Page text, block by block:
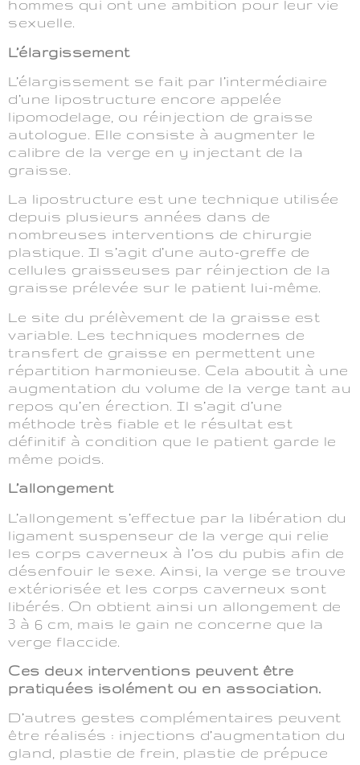
hommes qui ont une ambition pour leur vie
sexuelle.
L’élargissement
L’élargissement se fait par l’intermédiaire
d’une lipostructure encore appelée
lipomodelage, ou réinjection de graisse
autologue. Elle consiste à augmenter le
calibre de la verge en y injectant de la
graisse.
La lipostructure est une technique utilisée
depuis plusieurs années dans de
nombreuses interventions de chirurgie
plastique. Il s’agit d’une auto-greffe de
cellules graisseuses par réinjection de la
graisse prélevée sur le patient lui-même.
Le site du prélèvement de la graisse est
variable. Les techniques modernes de
transfert de graisse en permettent une
répartition harmonieuse. Cela aboutit à une
augmentation du volume de la verge tant au
repos qu’en érection. Il s’agit d’une
méthode très fiable et le résultat est
définitif à condition que le patient garde le
même poids.
L’allongement
L’allongement s’effectue par la libération du
ligament suspenseur de la verge qui relie
les corps caverneux à l’os du pubis afin de
désenfouir le sexe. Ainsi, la verge se trouve
extériorisée et les corps caverneux sont
libérés. On obtient ainsi un allongement de
3 à 6 cm, mais le gain ne concerne que la
verge flaccide.
Ces deux interventions peuvent être
pratiquées isolément ou en association.
D’autres gestes complémentaires peuvent
être réalisés : injections d’augmentation du
gland, plastie de frein, plastie de prépuce